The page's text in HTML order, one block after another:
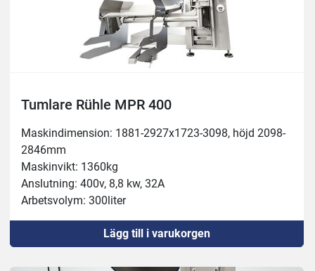
Tumlare Rühle MPR 400
Maskindimension: 1881-2927x1723-3098, höjd 2098-
2846mm
Maskinvikt: 1360kg
Anslutning: 400v, 8,8 kw, 32A
Arbetsvolym: 300liter
Behållare: 400liter
Köldmedel: R452A
Blandare: Steglös 0-25 varv/min
Vakuum: 0-90%
Lägg till i varukorgen